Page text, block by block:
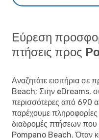
Εύρεση
πτήσεις προς
Αναζητάτε εισιτήρια σε
Beach; Στην eDreams,
περισσότερες από 690
παρέχουμε πληροφορίες
διαδρομές πτήσεων που
Pompano Beach. Όταν